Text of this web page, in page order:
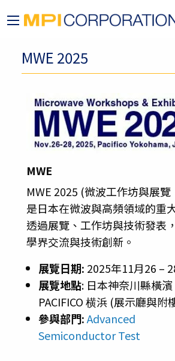
MWE 2025
MWE
MWE 2025 (微波工作坊與展覽
是日本在微波與高頻領域的重
透過展覽、工作坊與技術發表
學界交流與技術創新。
展覽日期: 2025年11月26 –
展覽地點: 日本神奈川縣橫濱
PACIFICO 横浜 (展示廳與附
參與部門:Advanced
Semiconductor Test